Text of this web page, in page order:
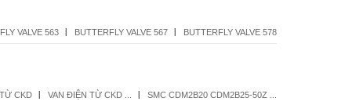
VALVE 563 BUTTERFLY VALVE 567 BUTTERFLY VALVE 578
CKD VAN ĐIỆN TỪ CKD ... SMC CDM2B20 CDM2B25-50Z ...